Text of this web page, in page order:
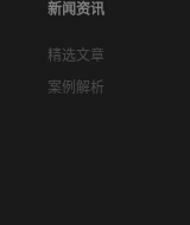
新闻资讯
精选文章
案例解析